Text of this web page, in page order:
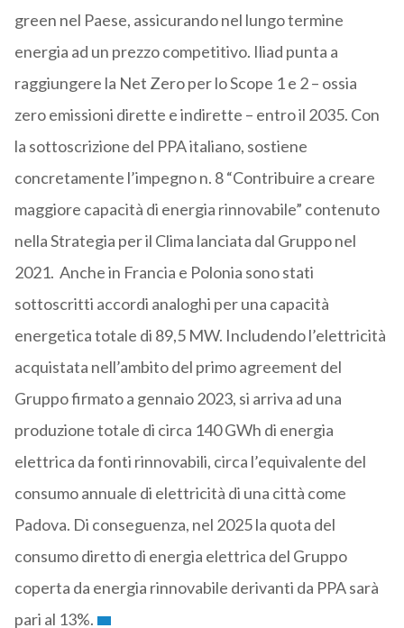
green nel Paese, assicurando nel lungo termine
energia ad un prezzo competitivo. Iliad punta a
raggiungere la Net Zero per lo Scope 1 e 2 – ossia
zero emissioni dirette e indirette – entro il 2035. Con
la sottoscrizione del PPA italiano, sostiene
concretamente l’impegno n. 8 “Contribuire a creare
maggiore capacità di energia rinnovabile” contenuto
nella Strategia per il Clima lanciata dal Gruppo nel
2021. Anche in Francia e Polonia sono stati
sottoscritti accordi analoghi per una capacità
energetica totale di 89,5 MW. Includendo l’elettricità
acquistata nell’ambito del primo agreement del
Gruppo firmato a gennaio 2023, si arriva ad una
produzione totale di circa 140 GWh di energia
elettrica da fonti rinnovabili, circa l’equivalente del
consumo annuale di elettricità di una città come
Padova. Di conseguenza, nel 2025 la quota del
consumo diretto di energia elettrica del Gruppo
coperta da energia rinnovabile derivanti da PPA sarà
pari al 13%.